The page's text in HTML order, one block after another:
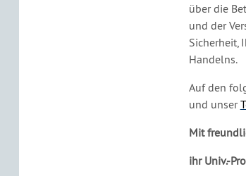
über die
und der
Sicherheit,
Handelns.
Auf den
und unser
Mit
ihr Univ.-